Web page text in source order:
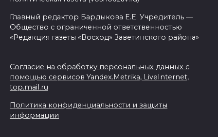
Главный редактор Бардыкова Е.Е. Учредитель —
Общество с ограниченной ответственностью
«Редакция газеты «Восход» Заветинского района»
Согласие на обработку персональных данных с
помощью сервисов Yandex.Metrika, LiveInternet,
top.mail.ru
Политика конфиденциальности и защиты
информации